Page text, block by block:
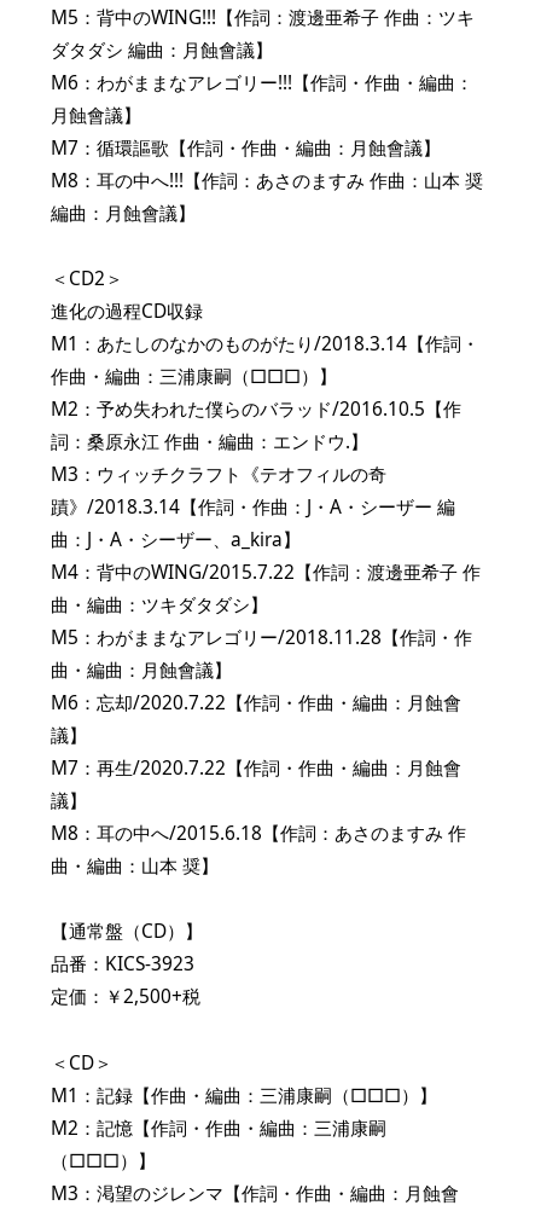
M5：背中のWING!!!【作詞：渡邊亜希子 作曲：ツキ
ダタダシ 編曲：月蝕會議】
M6：わがままなアレゴリー!!!【作詞・作曲・編曲：
月蝕會議】
M7：循環謳歌【作詞・作曲・編曲：月蝕會議】
M8：耳の中へ!!!【作詞：あさのますみ 作曲：山本 奨
編曲：月蝕會議】
＜CD2＞
進化の過程CD収録
M1：あたしのなかのものがたり/2018.3.14【作詞・
作曲・編曲：三浦康嗣（□□□）】
M2：予め失われた僕らのバラッド/2016.10.5【作
詞：桑原永江 作曲・編曲：エンドウ.】
M3：ウィッチクラフト《テオフィルの奇
蹟》/2018.3.14【作詞・作曲：J・A・シーザー 編
曲：J・A・シーザー、a_kira】
M4：背中のWING/2015.7.22【作詞：渡邊亜希子 作
曲・編曲：ツキダタダシ】
M5：わがままなアレゴリー/2018.11.28【作詞・作
曲・編曲：月蝕會議】
M6：忘却/2020.7.22【作詞・作曲・編曲：月蝕會
議】
M7：再生/2020.7.22【作詞・作曲・編曲：月蝕會
議】
M8：耳の中へ/2015.6.18【作詞：あさのますみ 作
曲・編曲：山本 奨】
【通常盤（CD）】
品番：KICS-3923
定価：￥2,500+税
＜CD＞
M1：記録【作曲・編曲：三浦康嗣（□□□）】
M2：記憶【作詞・作曲・編曲：三浦康嗣
（□□□）】
M3：渇望のジレンマ【作詞・作曲・編曲：月蝕會